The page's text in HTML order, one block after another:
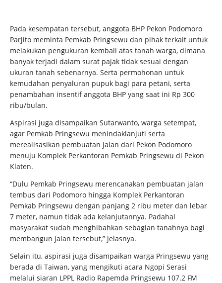
Pada kesempatan tersebut, anggota BHP Pekon Podomoro
Parjito meminta Pemkab Pringsewu dan pihak terkait untuk
melakukan pengukuran kembali atas tanah warga, dimana
banyak terjadi dalam surat pajak tidak sesuai dengan
ukuran tanah sebenarnya. Serta permohonan untuk
kemudahan penyaluran pupuk bagi para petani, serta
penambahan insentif anggota BHP yang saat ini Rp 300
ribu/bulan.
Aspirasi juga disampaikan Sutarwanto, warga setempat,
agar Pemkab Pringsewu menindaklanjuti serta
merealisasikan pembuatan jalan dari Pekon Podomoro
menuju Komplek Perkantoran Pemkab Pringsewu di Pekon
Klaten.
“Dulu Pemkab Pringsewu merencanakan pembuatan jalan
tembus dari Podomoro hingga Komplek Perkantoran
Pemkab Pringsewu dengan panjang 2 ribu meter dan lebar
7 meter, namun tidak ada kelanjutannya. Padahal
masyarakat sudah menghibahkan sebagian tanahnya bagi
membangun jalan tersebut,” jelasnya.
Selain itu, aspirasi juga disampaikan warga Pringsewu yang
berada di Taiwan, yang mengikuti acara Ngopi Serasi
melalui siaran LPPL Radio Rapemda Pringsewu 107.2 FM